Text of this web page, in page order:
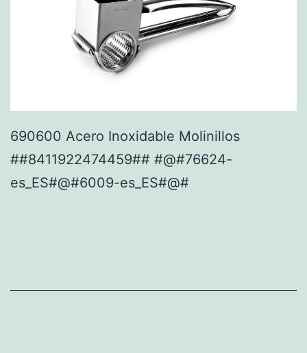
690600 Acero Inoxidable Molinillos
##8411922474459## #@#76624-
es_ES#@#6009-es_ES#@#